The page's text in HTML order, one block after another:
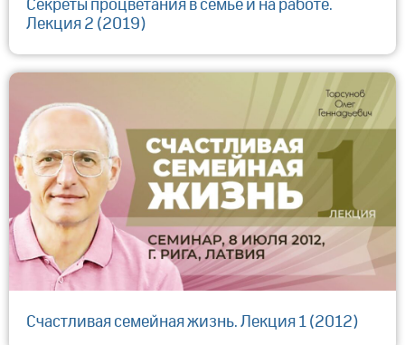
Секреты процветания в семье и на работе.
Лекция 2 (2019)
Счастливая семейная жизнь. Лекция 1 (2012)